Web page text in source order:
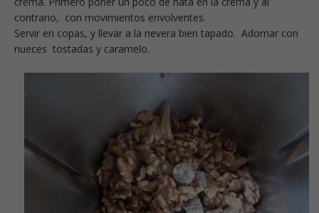
contrario, con movimientos envolventes.
Servir en copas, y llevar a la nevera bien tapado. Adornar con
nueces tostadas y caramelo.